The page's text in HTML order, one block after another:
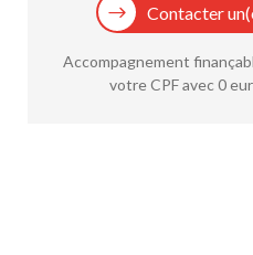
Contacter
Accompagnement
votre CPF avec 0